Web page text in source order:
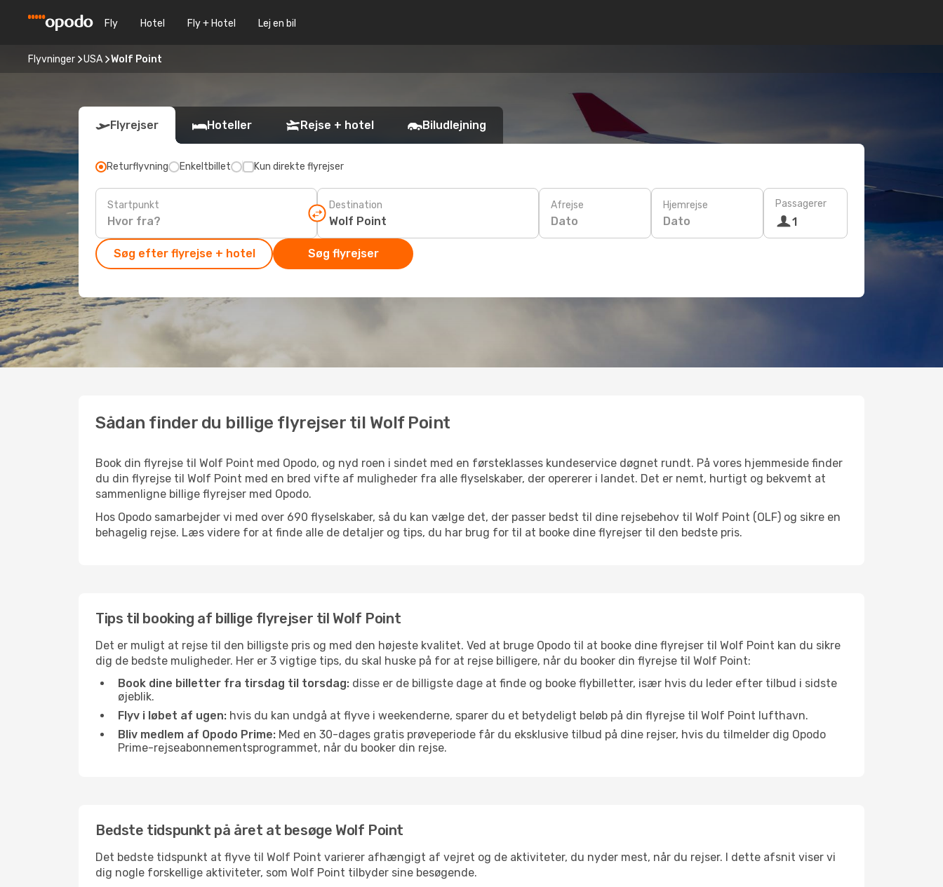
Fly Hotel Fly + Hotel Lej en bil
Flyvninger USA Wolf Point
Flyrejser Hoteller Rejse + hotel Biludlejning
Returflyvning Enkeltbillet Kun direkte flyrejser
Startpunkt Destination Afrejse
Dato
Hjemrejse
Dato
Passagerer
1
Søg efter flyrejse + hotel Søg flyrejser
Sådan finder du billige flyrejser til Wolf Point
Book din flyrejse til Wolf Point med Opodo, og nyd roen i sindet med en førsteklasses kundeservice døgnet rundt. På vores hjemmeside finder
du din flyrejse til Wolf Point med en bred vifte af muligheder fra alle flyselskaber, der opererer i landet. Det er nemt, hurtigt og bekvemt at
sammenligne billige flyrejser med Opodo.
Hos Opodo samarbejder vi med over 690 flyselskaber, så du kan vælge det, der passer bedst til dine rejsebehov til Wolf Point (OLF) og sikre en
behagelig rejse. Læs videre for at finde alle de detaljer og tips, du har brug for til at booke dine flyrejser til den bedste pris.
Tips til booking af billige flyrejser til Wolf Point
Det er muligt at rejse til den billigste pris og med den højeste kvalitet. Ved at bruge Opodo til at booke dine flyrejser til Wolf Point kan du sikre
dig de bedste muligheder. Her er 3 vigtige tips, du skal huske på for at rejse billigere, når du booker din flyrejse til Wolf Point:
Book dine billetter fra tirsdag til torsdag: disse er de billigste dage at finde og booke flybilletter, især hvis du leder efter tilbud i sidste
øjeblik.
Flyv i løbet af ugen: hvis du kan undgå at flyve i weekenderne, sparer du et betydeligt beløb på din flyrejse til Wolf Point lufthavn.
Bliv medlem af Opodo Prime: Med en 30-dages gratis prøveperiode får du eksklusive tilbud på dine rejser, hvis du tilmelder dig Opodo
Prime-rejseabonnementsprogrammet, når du booker din rejse.
Bedste tidspunkt på året at besøge Wolf Point
Det bedste tidspunkt at flyve til Wolf Point varierer afhængigt af vejret og de aktiviteter, du nyder mest, når du rejser. I dette afsnit viser vi
dig nogle forskellige aktiviteter, som Wolf Point tilbyder sine besøgende.